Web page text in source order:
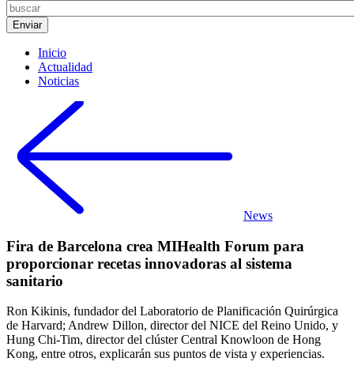
Inicio
Actualidad
Noticias
News
Fira de Barcelona crea MIHealth Forum para
proporcionar recetas innovadoras al sistema
sanitario
Ron Kikinis, fundador del Laboratorio de Planificación Quirúrgica
de Harvard; Andrew Dillon, director del NICE del Reino Unido, y
Hung Chi-Tim, director del clúster Central Knowloon de Hong
Kong, entre otros, explicarán sus puntos de vista y experiencias.